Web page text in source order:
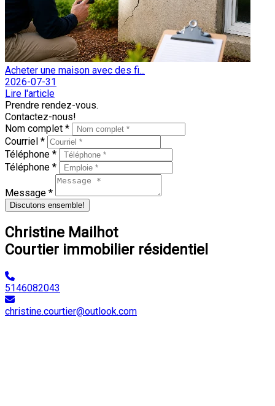
Acheter une maison avec des fi...
2026-07-31
Lire l'article
Prendre rendez-vous.
Contactez-nous!
Nom complet *
Courriel *
Téléphone *
Téléphone *
Message *
Discutons ensemble!
Christine Mailhot
Courtier immobilier résidentiel
5146082043
christine.courtier@outlook.com